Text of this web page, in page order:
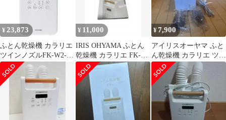
¥ 23,873
ふとん乾燥機 カラリエ
ツインノズルFK-W2-
W【アイリスオーヤ
マ】
¥ 11,000
IRIS OHYAMA ふとん
乾燥機 カラリエ FK-
W2-W
¥7,900
アイリスオーヤマ ふと
ん乾燥機 カラリエ ツイ
ンノズル FK-W2-W